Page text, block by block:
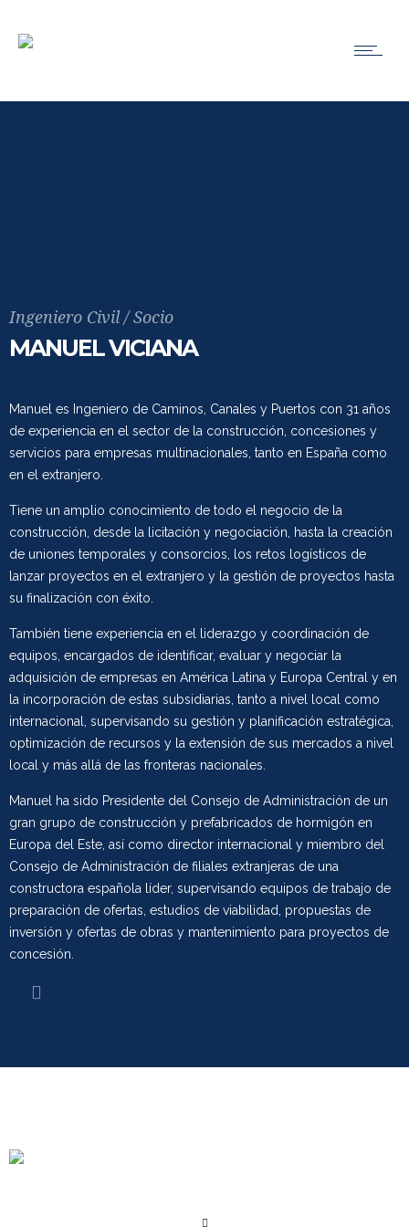
Ingeniero Civil / Socio
MANUEL VICIANA
Manuel es Ingeniero de Caminos, Canales y Puertos con 31 años
de experiencia en el sector de la construcción, concesiones y
servicios para empresas multinacionales, tanto en España como
en el extranjero.
Tiene un amplio conocimiento de todo el negocio de la
construcción, desde la licitación y negociación, hasta la creación
de uniones temporales y consorcios, los retos logísticos de
lanzar proyectos en el extranjero y la gestión de proyectos hasta
su finalización con éxito.
También tiene experiencia en el liderazgo y coordinación de
equipos, encargados de identificar, evaluar y negociar la
adquisición de empresas en América Latina y Europa Central y en
la incorporación de estas subsidiarias, tanto a nivel local como
internacional, supervisando su gestión y planificación estratégica,
optimización de recursos y la extensión de sus mercados a nivel
local y más allá de las fronteras nacionales.
Manuel ha sido Presidente del Consejo de Administración de un
gran grupo de construcción y prefabricados de hormigón en
Europa del Este, así como director internacional y miembro del
Consejo de Administración de filiales extranjeras de una
constructora española líder, supervisando equipos de trabajo de
preparación de ofertas, estudios de viabilidad, propuestas de
inversión y ofertas de obras y mantenimiento para proyectos de
concesión.